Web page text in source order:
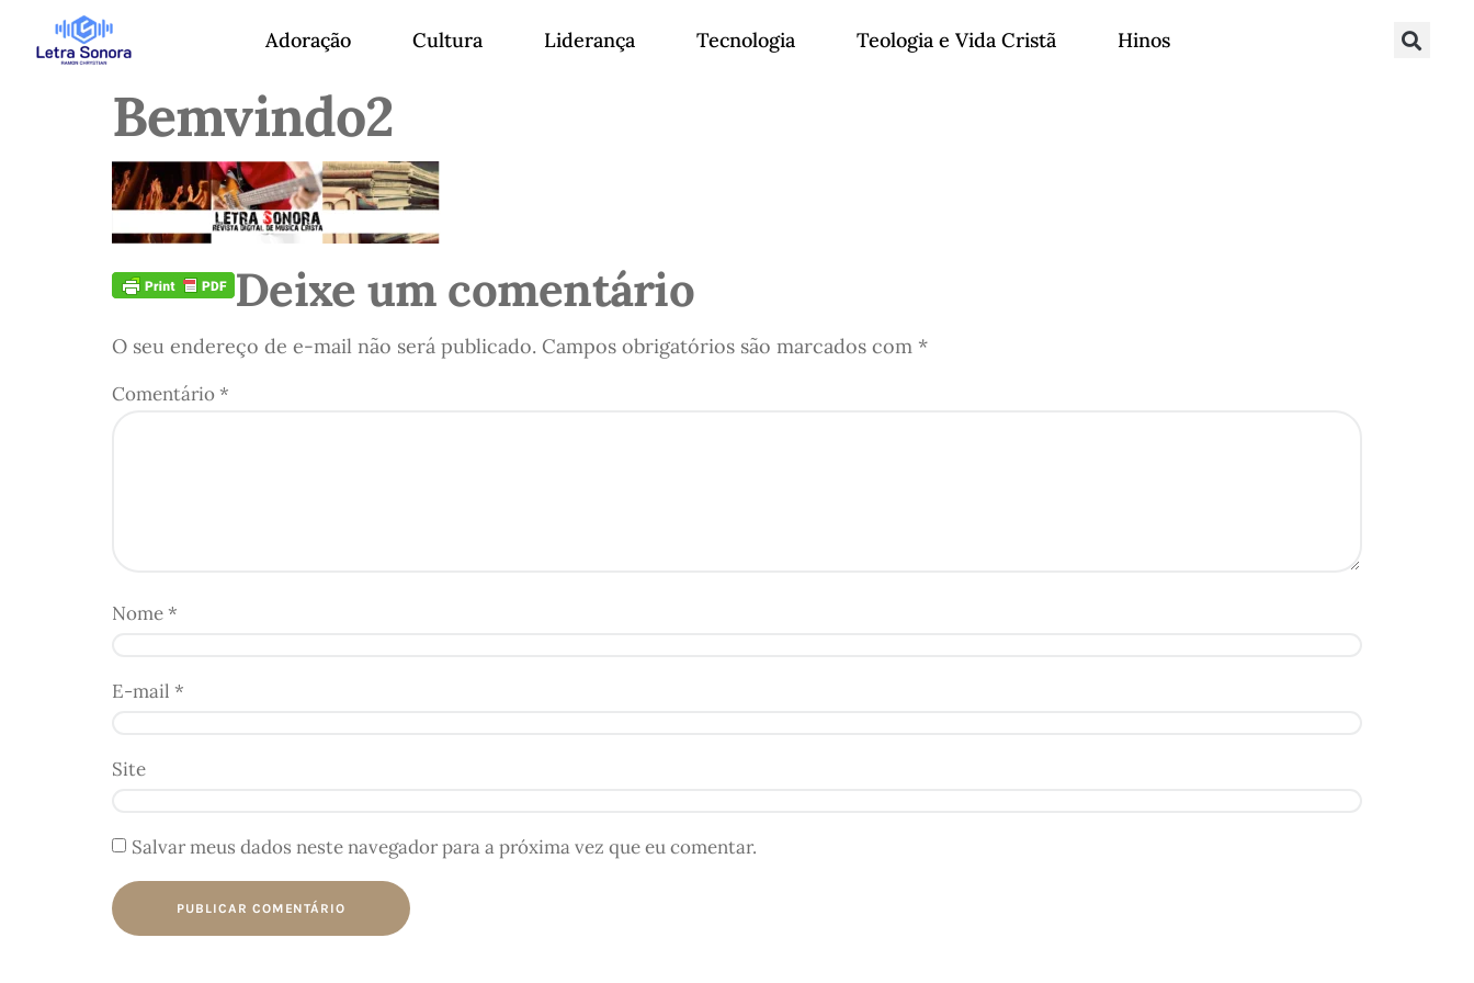
Adoração Cultura Liderança Tecnologia Teologia e Vida Cristã Hinos
Bemvindo2
Deixe um comentário
O seu endereço de e-mail não será publicado. Campos obrigatórios são marcados com *
Comentário*
Nome*
E-mail *
Site
Salvar meus dados neste navegador para a próxima vez que eu comentar.